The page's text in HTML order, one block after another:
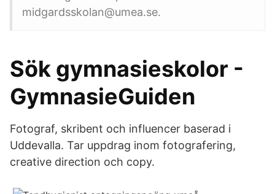
midgardsskolan@umea.se.
Sök gymnasieskolor -
GymnasieGuiden
Fotograf, skribent och influencer baserad i
Uddevalla. Tar uppdrag inom fotografering,
creative direction och copy.